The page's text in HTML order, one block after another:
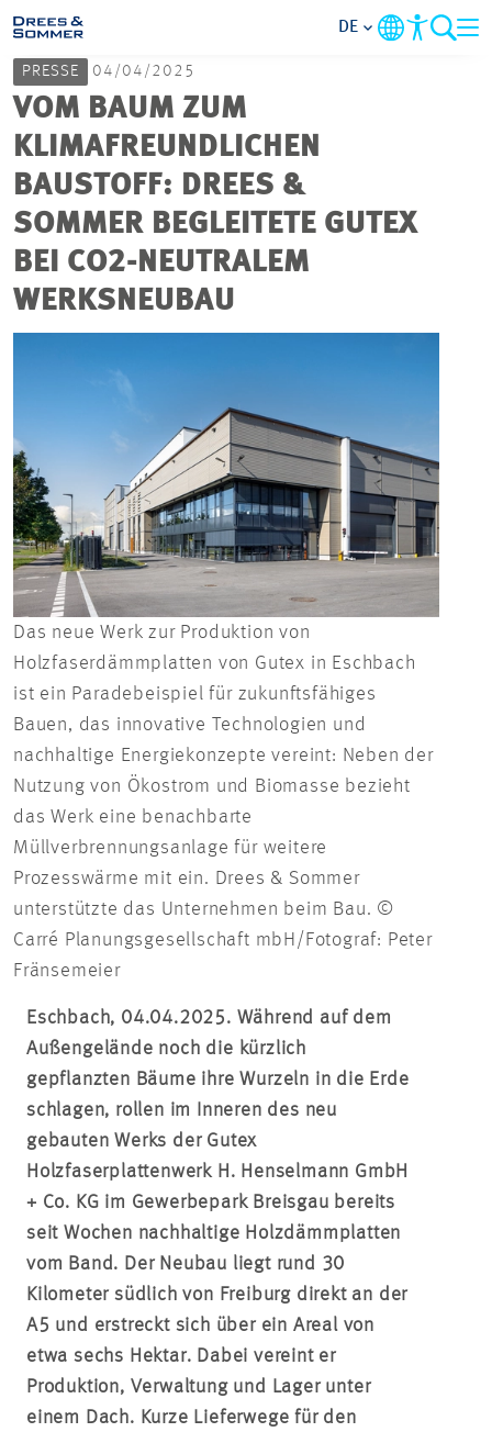
MARKETS
SERVICES
UNTERNEHMEN
IM FOKUS
PROJEKTE
KONTAKT
DE
PRESSE 04/04/2025
VOM BAUM ZUM
KLIMAFREUNDLICHEN
BAUSTOFF: DREES &
SOMMER BEGLEITETE GUTEX
BEI CO2-NEUTRALEM
WERKSNEUBAU
Das neue Werk zur Produktion von
Holzfaserdämmplatten von Gutex in Eschbach
ist ein Paradebeispiel für zukunftsfähiges
Bauen, das innovative Technologien und
nachhaltige Energiekonzepte vereint: Neben der
Nutzung von Ökostrom und Biomasse bezieht
das Werk eine benachbarte
Müllverbrennungsanlage für weitere
Prozesswärme mit ein. Drees & Sommer
unterstützte das Unternehmen beim Bau. ©
Carré Planungsgesellschaft mbH/Fotograf: Peter
Fränsemeier
Eschbach, 04.04.2025. Während auf dem
Außengelände noch die kürzlich
gepflanzten Bäume ihre Wurzeln in die Erde
schlagen, rollen im Inneren des neu
gebauten Werks der Gutex
Holzfaserplattenwerk H. Henselmann GmbH
+ Co. KG im Gewerbepark Breisgau bereits
seit Wochen nachhaltige Holzdämmplatten
vom Band. Der Neubau liegt rund 30
Kilometer südlich von Freiburg direkt an der
A5 und erstreckt sich über ein Areal von
etwa sechs Hektar. Dabei vereint er
Produktion, Verwaltung und Lager unter
einem Dach. Kurze Lieferwege für den